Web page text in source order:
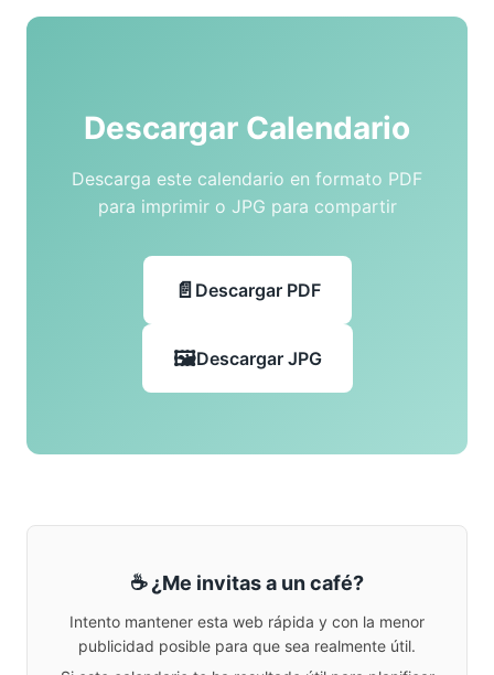
Descargar Calendario
Descarga este calendario en formato PDF
para imprimir o JPG para compartir
Descargar PDF
Descargar JPG
☕ ¿Me invitas a un café?
Intento mantener esta web rápida y con la menor
publicidad posible para que sea realmente útil.